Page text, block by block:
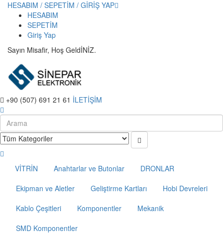
HESABIM / SEPETİM / GİRİŞ YAP
HESABIM
SEPETİM
Giriş Yap
Sayın Misafir, Hoş GeldİNİZ.
+90 (507) 691 21 61 İLETİŞİM
VİTRİN Anahtarlar ve Butonlar
DRONLAR
Ekipman ve Aletler
Geliştirme Kartları
Hobi Devreleri
Kablo Çeşitleri
Komponentler
Mekanik
SMD Komponentler